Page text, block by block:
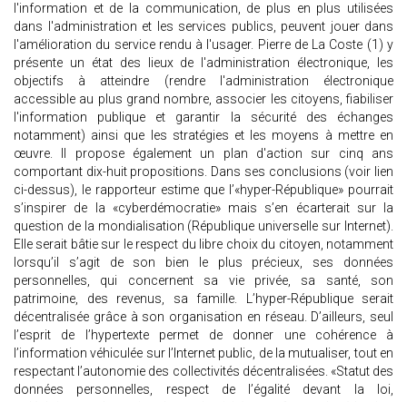
l'information et de la communication, de plus en plus utilisées
dans l'administration et les services publics, peuvent jouer dans
l'amélioration du service rendu à l'usager. Pierre de La Coste (1) y
présente un état des lieux de l'administration électronique, les
objectifs à atteindre (rendre l'administration électronique
accessible au plus grand nombre, associer les citoyens, fiabiliser
l'information publique et garantir la sécurité des échanges
notamment) ainsi que les stratégies et les moyens à mettre en
œuvre. Il propose également un plan d'action sur cinq ans
comportant dix-huit propositions. Dans ses conclusions (voir lien
ci-dessus), le rapporteur estime que l’«hyper-République» pourrait
s’inspirer de la «cyberdémocratie» mais s’en écarterait sur la
question de la mondialisation (République universelle sur Internet).
Elle serait bâtie sur le respect du libre choix du citoyen, notamment
lorsqu’il s’agit de son bien le plus précieux, ses données
personnelles, qui concernent sa vie privée, sa santé, son
patrimoine, des revenus, sa famille. L’hyper-République serait
décentralisée grâce à son organisation en réseau. D’ailleurs, seul
l’esprit de l’hypertexte permet de donner une cohérence à
l’information véhiculée sur l’Internet public, de la mutualiser, tout en
respectant l’autonomie des collectivités décentralisées. «Statut des
données personnelles, respect de l’égalité devant la loi,